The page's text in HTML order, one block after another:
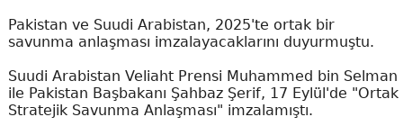
Pakistan ve Suudi Arabistan, 2025'te ortak bir
savunma anlaşması imzalayacaklarını duyurmuştu.
Suudi Arabistan Veliaht Prensi Muhammed bin Selman
ile Pakistan Başbakanı Şahbaz Şerif, 17 Eylül'de "Ortak
Stratejik Savunma Anlaşması" imzalamıştı.